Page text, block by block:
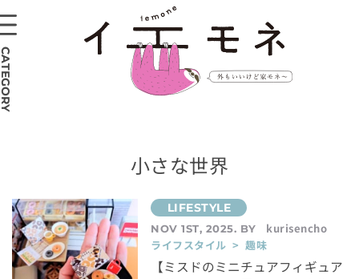
小さな世界
NOV 1ST, 2025. BY
kurisencho
ライフスタイル > 趣味
【ミスドのミニチュアフィギュア